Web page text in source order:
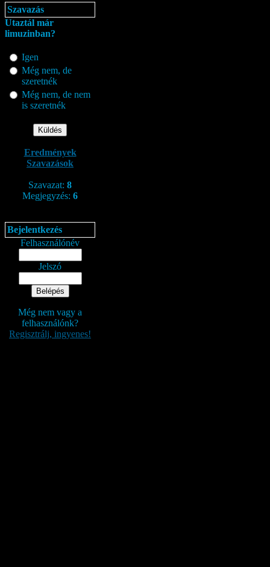
Szavazás
Utaztál már
limuzinban?
Igen
Még nem, de
szeretnék
Még nem, de nem
is szeretnék
Eredmények
Szavazások
Szavazat: 8
Megjegyzés: 6
Bejelentkezés
Felhasználónév
Jelszó
Még nem vagy a
felhasználónk?
Regisztrálj, ingyenes!